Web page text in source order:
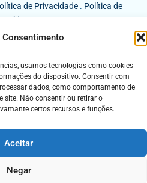
Consentimento
usamos tecnologias como cookies
do dispositivo. Consentir com
dados, como comportamento de
site. Não consentir ou retirar o
certos recursos e funções.
Aceitar
Negar
de Privacidade. Política de
Cookies